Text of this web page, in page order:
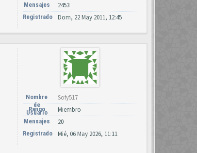
Mensajes 2453
Registrado Dom, 22 May 2011, 12:45
Nombre
de
Usuario
Sofy517
Rango Miembro
Mensajes 20
Registrado Mié, 06 May 2026, 11:11